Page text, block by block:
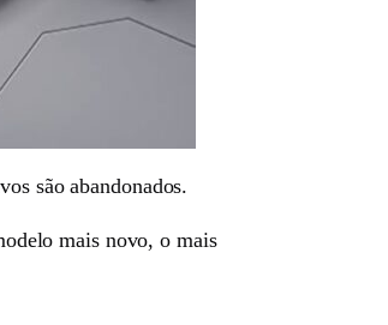
são abandonados.
mais novo, o mais